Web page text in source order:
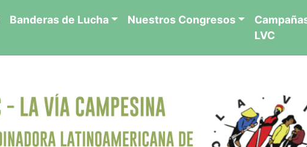
Banderas de Lucha Nuestros Congresos
LVC